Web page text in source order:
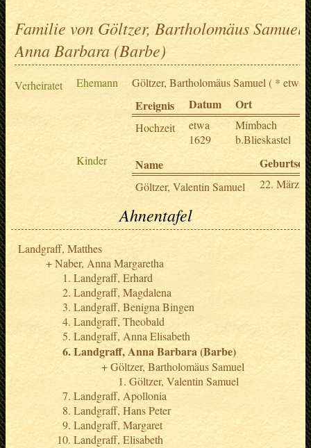
Familie von Göltzer, Bartholomäus Samuel
Anna Barbara (Barbe)
Verheiratet Ehemann Göltzer, Bartholomäus Samuel ( * etwa
Ereignis Datum Ort
Hochzeit
etwa
1629
Mimbach
b.Blieskastel
Kinder
Name
Göltzer, Valentin Samuel 22. März
Ahnentafel
Landgraff, Matthes
Naber, Anna Margaretha
Landgraff, Erhard
Landgraff, Magdalena
Landgraff, Benigna Bingen
Landgraff, Theobald
Landgraff, Anna Elisabeth
Landgraff, Anna Barbara (Barbe)
Göltzer, Bartholomäus Samuel
Göltzer, Valentin Samuel
Landgraff, Apollonia
Landgraff, Hans Peter
Landgraff, Margaret
Landgraff, Elisabeth